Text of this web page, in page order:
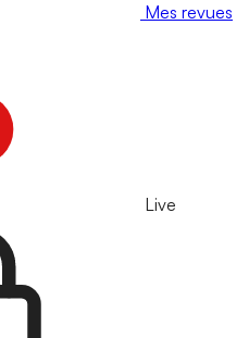
Mes revues
Live